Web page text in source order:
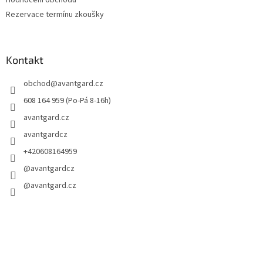
Rezervace termínu zkoušky
Kontakt
obchod@avantgard.cz
608 164 959 (Po-Pá 8-16h)
avantgard.cz
avantgardcz
+420608164959
@avantgardcz
@avantgard.cz